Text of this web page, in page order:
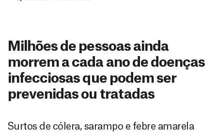
Milhões de pessoas ainda
morrem a cada ano de doenças
infecciosas que podem ser
prevenidas ou tratadas
Surtos de cólera, sarampo e febre amarela